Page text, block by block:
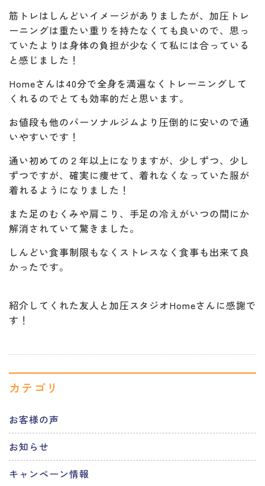
筋トレはしんどいイメージがありましたが、加圧トレ
ーニングは重たい重りを持たなくても良いので、思っ
ていたよりは身体の負担が少なくて私には合っている
と感じました！
Homeさんは40分で全身を満遍なくトレーニングして
くれるのでとても効率的だと思います。
お値段も他のパーソナルジムより圧倒的に安いので通
いやすいです！
通い初めての２年以上になりますが、少しずつ、少し
ずつですが、確実に痩せて、着れなくなっていた服が
着れるようになりました！
また足のむくみや肩こり、手足の冷えがいつの間にか
解消されていて驚きました。
しんどい食事制限もなくストレスなく食事も出来て良
かったです。
紹介してくれた友人と加圧スタジオHomeさんに感謝で
す！
カテゴリ
お客様の声
お知らせ
キャンペーン情報